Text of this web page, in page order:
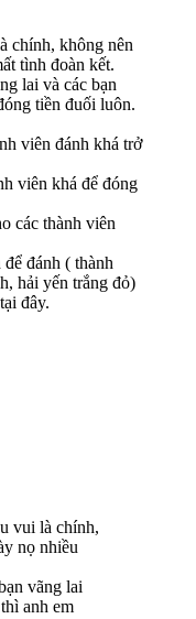
chính, không nên
tình đoàn kết.
lai và các bạn
tiền đuối luôn.
viên đánh khá trở
viên khá để đóng
các thành viên
đánh ( thành
hải yến trắng đỏ)
đây.
vui là chính,
nọ nhiều
vãng lai
anh em